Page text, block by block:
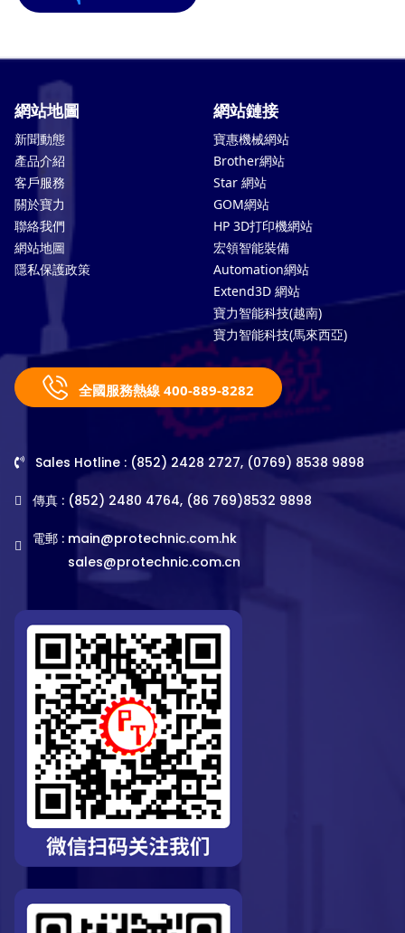
網站地圖
新聞動態
產品介紹
客戶服務
關於寶力
聯絡我們
網站地圖
隱私保護政策
網站鏈接
寶惠機械網站
Brother網站
Star 網站
GOM網站
HP 3D打印機網站
宏領智能裝備
Automation網站
Extend3D 網站
寶力智能科技(越南)
寶力智能科技(馬來西亞)
全國服務熱線 400-889-8282
Sales Hotline : (852) 2428 2727, (0769) 8538 9898
傳真 : (852) 2480 4764, (86 769)8532 9898
電郵 : main@protechnic.com.hk
sales@protechnic.com.cn